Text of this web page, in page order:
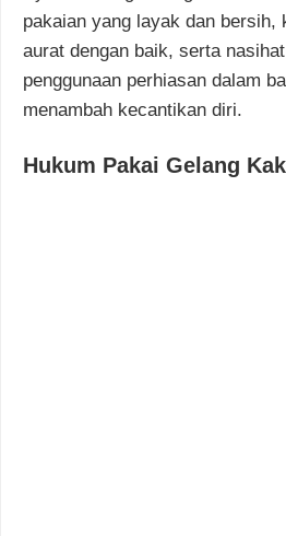
pakaian yang layak dan bersih,
aurat dengan baik, serta
penggunaan perhiasan dalam
menambah kecantikan diri.
Hukum Pakai Gelang